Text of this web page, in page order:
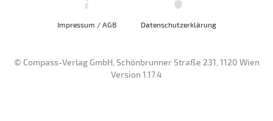
Impressum / AGB Datenschutzerklärung
© Compass-Verlag GmbH, Schönbrunner Straße 231, 1120 Wien
Version 1.17.4